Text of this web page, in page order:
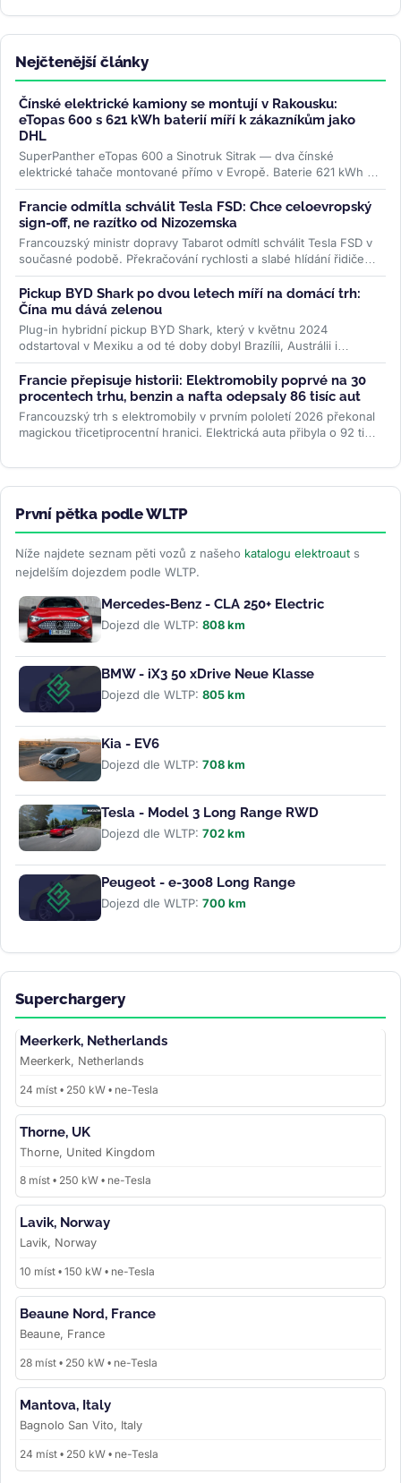
Nejčtenější články
Čínské elektrické kamiony se montují v Rakousku:
eTopas 600 s 621 kWh baterií míří k zákazníkům jako
DHL
SuperPanther eTopas 600 a Sinotruk Sitrak — dva čínské
elektrické tahače montované přímo v Evropě. Baterie 621 kWh od
CATL, reálný...>>
Francie odmítla schválit Tesla FSD: Chce celoevropský
sign-off, ne razítko od Nizozemska
Francouzský ministr dopravy Tabarot odmítl schválit Tesla FSD v
současné podobě. Překračování rychlosti a slabé hlídání řidiče
ve...>>
Pickup BYD Shark po dvou letech míří na domácí trh:
Čína mu dává zelenou
Plug-in hybridní pickup BYD Shark, který v květnu 2024
odstartoval v Mexiku a od té doby dobyl Brazílii, Austrálii i
Pákistán, se po dvou...>>
Francie přepisuje historii: Elektromobily poprvé na 30
procentech trhu, benzin a nafta odepsaly 86 tisíc aut
Francouzský trh s elektromobily v prvním pololetí 2026 překonal
magickou třicetiprocentní hranici. Elektrická auta přibyla o 92 tisíc
První pětka podle WLTP
Níže najdete seznam pěti vozů z našeho katalogu elektroaut s
nejdelším dojezdem podle WLTP.
Mercedes-Benz - CLA 250+ Electric
Dojezd dle WLTP: 808 km
BMW - iX3 50 xDrive Neue Klasse
Dojezd dle WLTP: 805 km
Kia - EV6
Dojezd dle WLTP: 708 km
Tesla - Model 3 Long Range RWD
Dojezd dle WLTP: 702 km
Peugeot - e-3008 Long Range
Dojezd dle WLTP: 700 km
Superchargery
Meerkerk, Netherlands
Meerkerk, Netherlands
24 míst • 250 kW • ne-Tesla
Thorne, UK
Thorne, United Kingdom
8 míst • 250 kW • ne-Tesla
Lavik, Norway
Lavik, Norway
10 míst • 150 kW • ne-Tesla
Beaune Nord, France
Beaune, France
28 míst • 250 kW • ne-Tesla
Mantova, Italy
Bagnolo San Vito, Italy
24 míst • 250 kW • ne-Tesla